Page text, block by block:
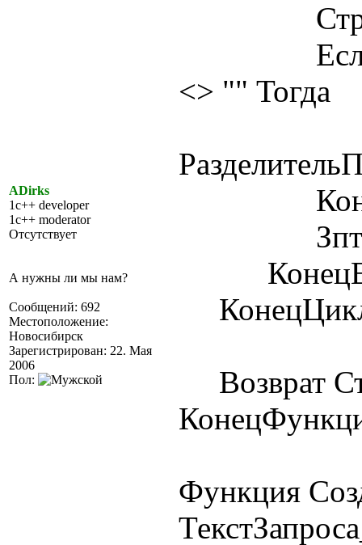
ADirks
1c++ developer
1c++ moderator
Отсутствует
А нужны ли мы нам?
Сообщений: 692
Местоположение:
Новосибирск
Зарегистрирован: 22. Мая
2006
Пол:
Стр =
Если
<> "" Тогда
Зпт =
Возврат
Функция